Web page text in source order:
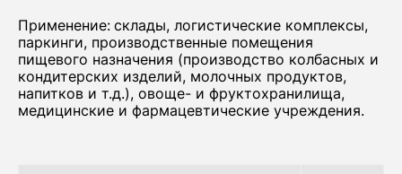
Применение: склады, логистические комплексы,
паркинги, производственные помещения
пищевого назначения (производство колбасных и
кондитерских изделий, молочных продуктов,
напитков и т.д.), овоще- и фруктохранилища,
медицинские и фармацевтические учреждения.